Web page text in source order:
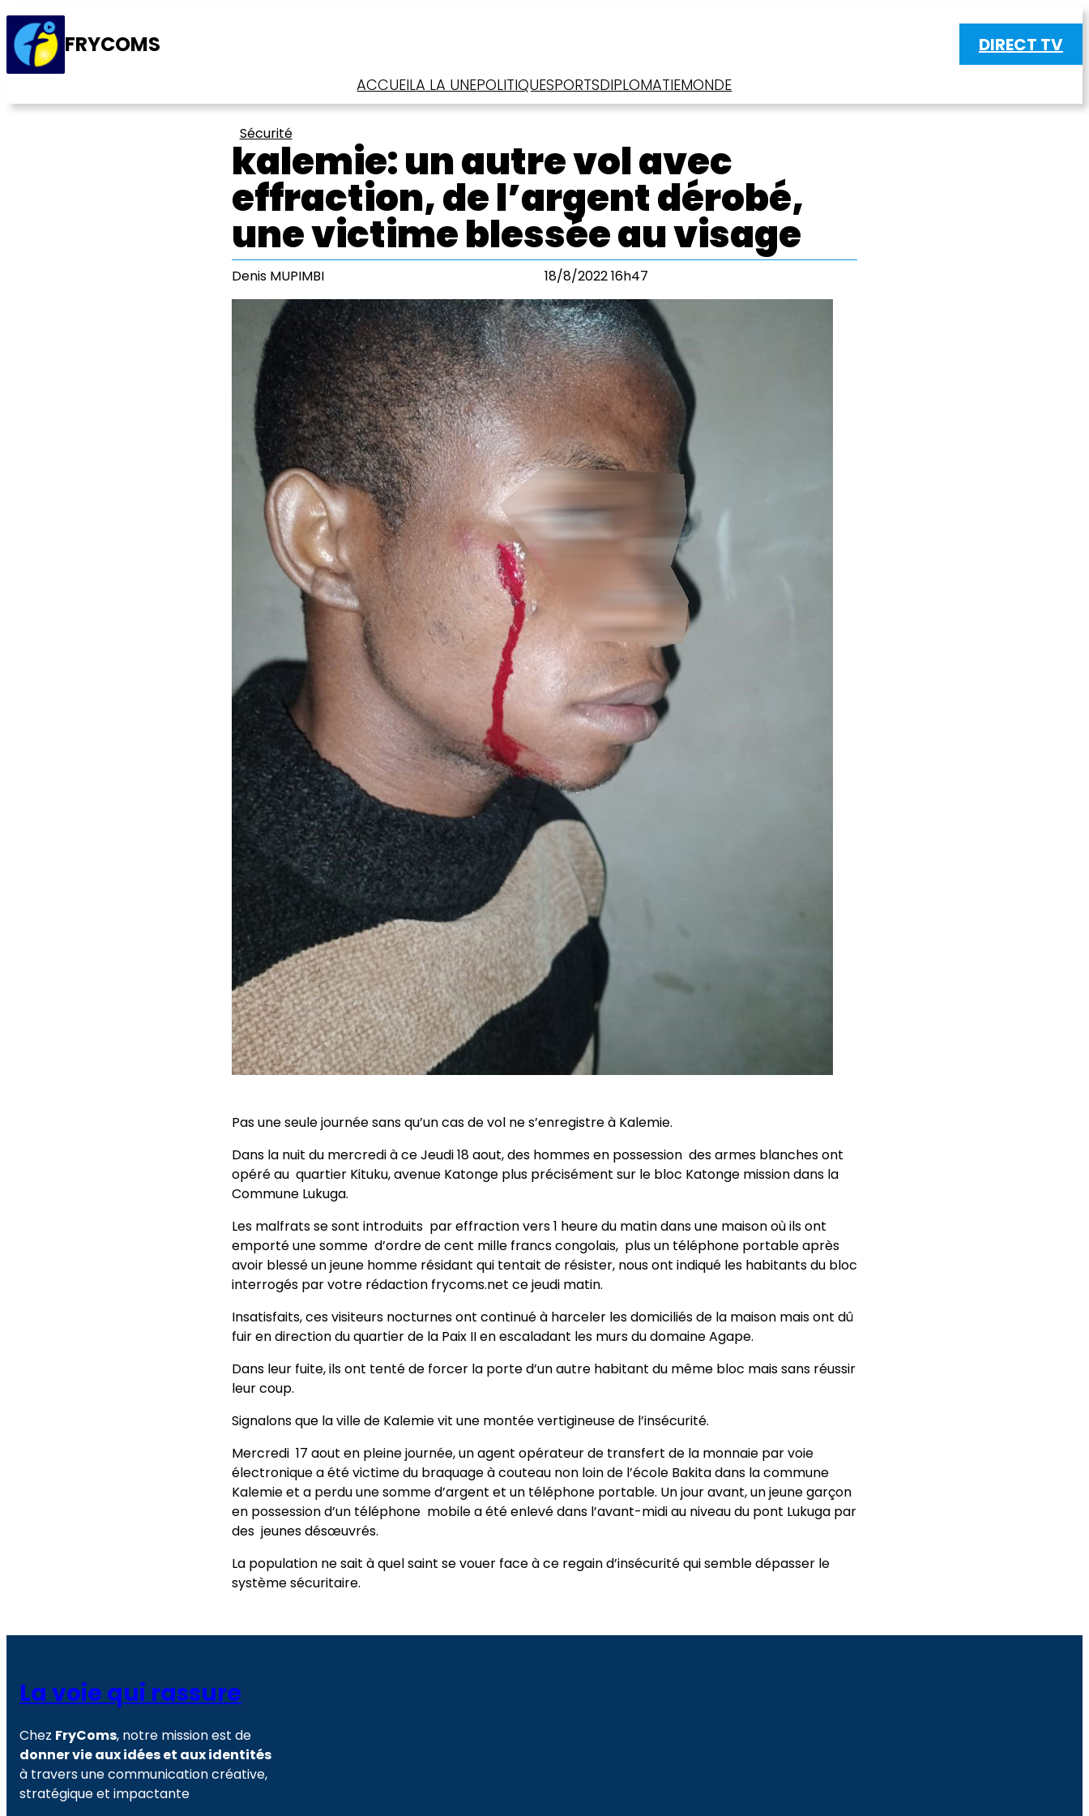
FRYCOMS DIRECT TV
ACCUEILA LA UNEPOLITIQUESPORTSDIPLOMATIEMONDE
Sécurité
kalemie: un autre vol avec
effraction, de l’argent dérobé,
une victime blessée au visage
Denis MUPIMBI 18/8/2022 16h47
Pas une seule journée sans qu’un cas de vol ne s’enregistre à Kalemie.
Dans la nuit du mercredi à ce Jeudi 18 aout, des hommes en possession des armes blanches ont
opéré au quartier Kituku, avenue Katonge plus précisément sur le bloc Katonge mission dans la
Commune Lukuga.
Les malfrats se sont introduits par effraction vers 1 heure du matin dans une maison où ils ont
emporté une somme d’ordre de cent mille francs congolais, plus un téléphone portable après
avoir blessé un jeune homme résidant qui tentait de résister, nous ont indiqué les habitants du bloc
interrogés par votre rédaction frycoms.net ce jeudi matin.
Insatisfaits, ces visiteurs nocturnes ont continué à harceler les domiciliés de la maison mais ont dû
fuir en direction du quartier de la Paix II en escaladant les murs du domaine Agape.
Dans leur fuite, ils ont tenté de forcer la porte d’un autre habitant du même bloc mais sans réussir
leur coup.
Signalons que la ville de Kalemie vit une montée vertigineuse de l’insécurité.
Mercredi 17 aout en pleine journée, un agent opérateur de transfert de la monnaie par voie
électronique a été victime du braquage à couteau non loin de l’école Bakita dans la commune
Kalemie et a perdu une somme d’argent et un téléphone portable. Un jour avant, un jeune garçon
en possession d’un téléphone mobile a été enlevé dans l’avant-midi au niveau du pont Lukuga par
des jeunes désœuvrés.
La population ne sait à quel saint se vouer face à ce regain d’insécurité qui semble dépasser le
système sécuritaire.
La voie qui rassure
Chez FryComs, notre mission est de
donner vie aux idées et aux identités
à travers une communication créative,
stratégique et impactante